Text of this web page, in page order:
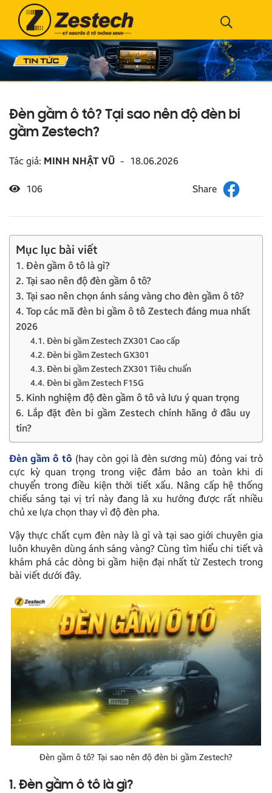
Đèn gầm ô tô? Tại sao nên độ đèn bi
gầm Zestech?
Tác giả: MINH NHẬT VŨ - 18.06.2026
106
Mục lục bài viết
1. Đèn gầm ô tô là gì?
2. Tại sao nên độ đèn gầm ô tô?
3. Tại sao nên chọn ánh sáng vàng cho đèn gầm ô tô?
4. Top các mã đèn bi gầm ô tô Zestech đáng mua nhất
2026
4.1. Đèn bi gầm Zestech ZX301 Cao cấp
4.2. Đèn bi gầm Zestech GX301
4.3. Đèn bi gầm Zestech ZX301 Tiêu chuẩn
4.4. Đèn bi gầm Zestech F15G
5. Kinh nghiệm độ đèn gầm ô tô và lưu ý quan trọng
6. Lắp đặt đèn bi gầm Zestech chính hãng ở đâu uy
tín?
Đèn gầm ô tô (hay còn gọi là đèn sương mù) đóng vai trò
cực kỳ quan trọng trong việc đảm bảo an toàn khi di
chuyển trong điều kiện thời tiết xấu. Nâng cấp hệ thống
chiếu sáng tại vị trí này đang là xu hướng được rất nhiều
chủ xe lựa chọn thay vì độ đèn pha.
Vậy thực chất cụm đèn này là gì và tại sao giới chuyên gia
luôn khuyên dùng ánh sáng vàng? Cùng tìm hiểu chi tiết và
khám phá các dòng bi gầm hiện đại nhất từ Zestech trong
bài viết dưới đây.
Đèn gầm ô tô? Tại sao nên độ đèn bi gầm Zestech?
1. Đèn gầm ô tô là gì?